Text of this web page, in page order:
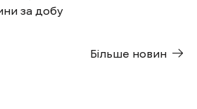
за добу
Більше новин